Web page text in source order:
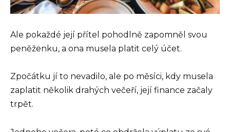
Ale pokaždé její přítel pohodlně zapomněl svou
peněženku, a ona musela platit celý účet.
Zpočátku jí to nevadilo, ale po měsíci, kdy musela
zaplatit několik drahých večeří, její finance začaly
trpět.